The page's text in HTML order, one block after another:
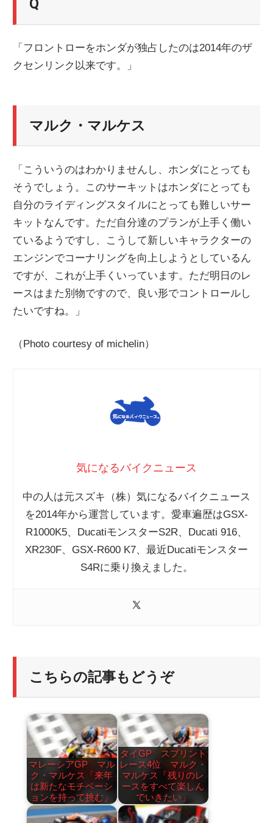
Q
「フロントローをホンダが独占したのは2014年のザ
クセンリンク以来です。」
マルク・マルケス
「こういうのはわかりませんし、ホンダにとっても
そうでしょう。このサーキットはホンダにとっても
自分のライディングスタイルにとっても難しいサー
キットなんです。ただ自分達のプランが上手く働い
ているようですし、こうして新しいキャラクターの
エンジンでコーナリングを向上しようとしているん
ですが、これが上手くいっています。ただ明日のレ
ースはまた別物ですので、良い形でコントロールし
たいですね。」
（Photo courtesy of michelin）
気になるバイクニュース
中の人は元スズキ（株）気になるバイクニュース
を2014年から運営しています。愛車遍歴はGSX-
R1000K5、DucatiモンスターS2R、Ducati 916、
XR230F、GSX-R600 K7、最近Ducatiモンスター
S4Rに乗り換えました。
こちらの記事もどうぞ
マレーシアGP マル
ク・マルケス「来年
は新たなモチベーシ
ョンを持って挑む」
タイGP スプリント
レース4位 マルク・
マルケス「残りのレ
ースをすべて楽しん
でいきたい」